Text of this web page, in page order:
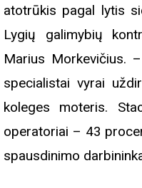
atotrūkis pagal lytis
Lygių galimybių
Marius Morkevičius.
specialistai vyrai
koleges moteris.
operatoriai – 43
spausdinimo